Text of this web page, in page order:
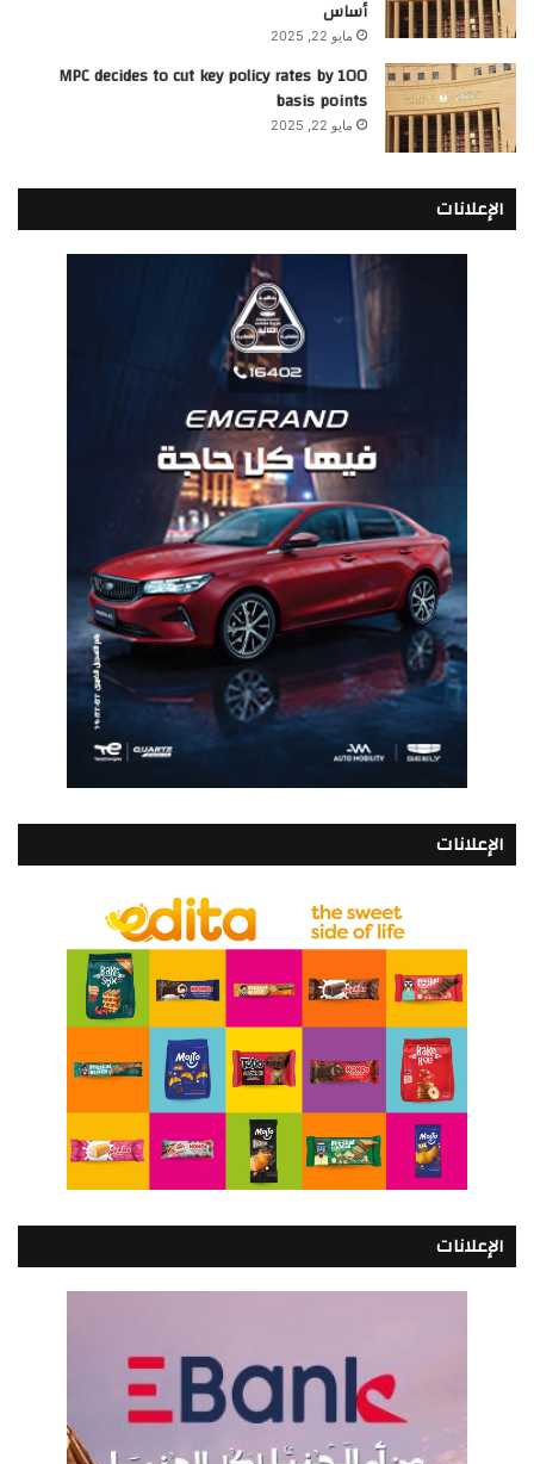
أساس
مايو 22, 2025
MPC decides to cut key policy rates by 100
basis points
مايو 22, 2025
الإعلانات
الإعلانات
الإعلانات